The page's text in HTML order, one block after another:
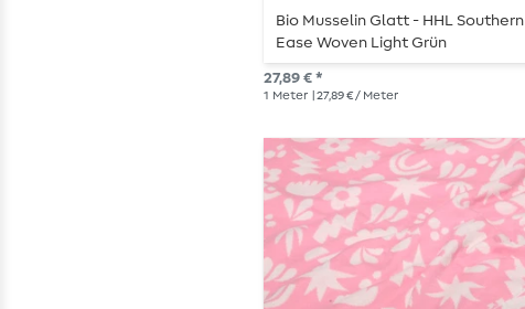
Bio Musselin Glatt - HHL Southern
Ease Woven Light Grün
27,89 € *
1 Meter | 27,89 € / Meter